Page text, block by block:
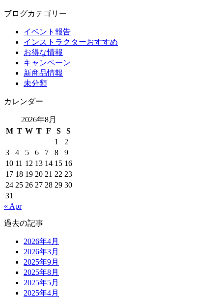
ブログカテゴリー
イベント報告
インストラクターおすすめ
お得な情報
キャンペーン
新商品情報
未分類
カレンダー
2026年8月
M T W T F S
S
1
2
3
4 5 6 7 8
9
10 11 12 13 14 15 16
17 18 19 20 21 22 23
24 25 26 27 28 29 30
31
« Apr
過去の記事
2026年4月
2026年3月
2025年9月
2025年8月
2025年5月
2025年4月